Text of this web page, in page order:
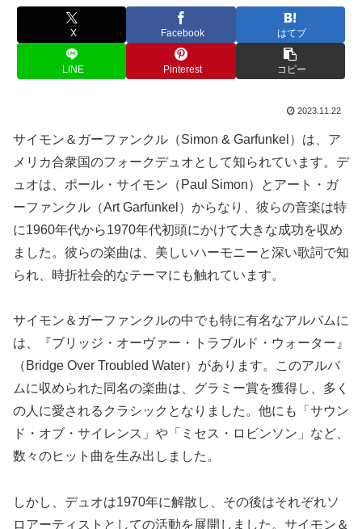
X Facebook はてブ
LINE Pinterest コピー
2023.11.22
サイモン＆ガーファンクル（Simon & Garfunkel）は、ア
メリカ合衆国のフォークデュオとして知られています。デ
ュオは、ポール・サイモン（Paul Simon）とアート・ガ
ーファンクル（Art Garfunkel）からなり、彼らの音楽は特
に1960年代から1970年代初頭にかけて大きな成功を収め
ました。彼らの楽曲は、美しいハーモニーと深い歌詞で知
られ、時折社会的なテーマにも触れています。
サイモン＆ガーファンクルの中でも特に有名なアルバムに
は、『ブリッジ・オーヴァー・トラブルド・ウォーター』
（Bridge Over Troubled Water）があります。このアルバ
ムに収められた同名の楽曲は、グラミー賞を獲得し、多く
の人に愛されるクラシックとなりました。他にも「サウン
ド・オブ・サイレンス」や「ミセス・ロビンソン」など、
数々のヒット曲を生み出しました。
しかし、デュオは1970年に解散し、その後はそれぞれソ
ロアーティストとしての活動を展開しました。サイモン＆